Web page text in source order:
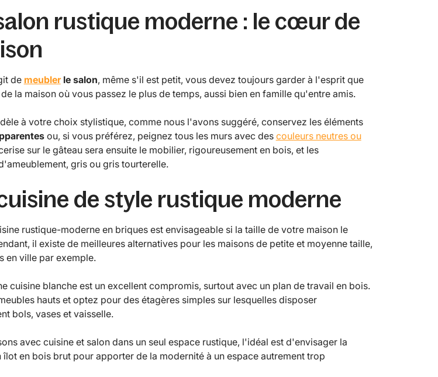
rustique moderne : le cœur de
de meublerle salon, même s'il est petit, vous devez toujours garder à l'esprit que
la maison où vous passez le plus de temps, aussi bien en famille qu'entre amis.
à votre choix stylistique, comme nous l'avons suggéré, conservez les éléments
ou, si vous préférez, peignez tous les murs avec des couleurs neutres ou
sur le gâteau sera ensuite le mobilier, rigoureusement en bois, et les
gris ou gris tourterelle.
de style rustique moderne
rustique-moderne en briques est envisageable si la taille de votre maison le
il existe de meilleures alternatives pour les maisons de petite et moyenne taille,
en ville par exemple.
cuisine blanche est un excellent compromis, surtout avec un plan de travail en bois.
hauts et optez pour des étagères simples sur lesquelles disposer
bols, vases et vaisselle.
avec cuisine et salon dans un seul espace rustique, l'idéal est d'envisager la
en bois brut pour apporter de la modernité à un espace autrement trop